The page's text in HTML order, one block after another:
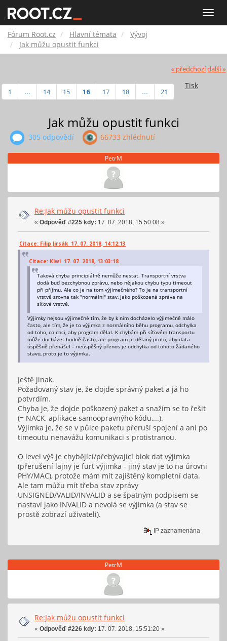
Toggle
Root.cz
Fórum Root.cz Hlavní témata
Vývoj
Jak můžu opustit funkci
« předchozídalší »
Tisk
1 ... 14 15 16 17 18 ... 21
Jak můžu opustit funkci
305 odpovědí 66733 zhlédnutí
PetrM
Re:Jak můžu opustit funkci
« Odpověď #225 kdy: 17. 07. 2018, 15:50:08 »
Citace: Filip Jirsák 17. 07. 2018, 14:12:13
Citace: Kiwi 17. 07. 2018, 13:03:18
Taková chyba principiálně nemůže nestat. Transportní vrstva
dodá buď bezchybnou zprávu, nebo nějakou chybu typu timeout
při příjmu. Ale co je na tom výjimečného? To je na transportní
vrstvě zrovna tak "normální" stav, jako poškozená zpráva na
síťové vrstvě.
Výjimky nejsou výjimečné tím, že by k nim docházelo výjimečně málo
často, ale tím, že je to výjimka z normálního běhu programu, odchylka
od toho, co chci, aby program dělal. K chybám při síťovém transportu
může docházet hodně často, ale program je dělaný proto, aby data
úspěšně přenášel – neúspěšný přenos je odchylka od tohoto žádaného
stavu, proto je to výjimka.
Ještě jinak.
Požadovaný stav je, že dojde správný paket a já ho
potvrdím.
Chyba je, že dojde poškozený paket a snažím se to řešit
(= NACK, aplikace samoopravnýho kódu,...).
Výjimka je, že se v půlce paketu přeruší spojení a ani po
timeoutu nenavážu komunikaci s protistranou.
O level výš je chybějící/přebývající blok dat výjimka
(přerušení lajny je furt výjimka - jiný stav je to na úrovni
PHY/MAC), protože mám mít zajištěný kompletní data.
Ale tam můžu mít třeba stav zprávy
UNSIGNED/VALID/INVALID a se špatným podpisem se
nastaví jako INVALID a nevolá se výjimka (a stav se
prostě zobrazí uživateli).
IP zaznamenána
PetrM
Re:Jak můžu opustit funkci
« Odpověď #226 kdy: 17. 07. 2018, 15:51:20 »